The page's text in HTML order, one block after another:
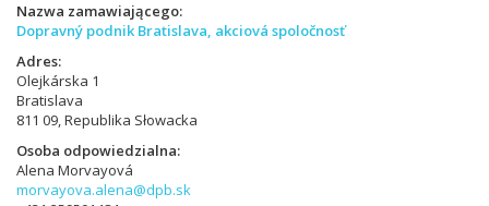
Nazwa zamawiającego
Dopravný podnik Bratislava, akciová spoločnosť
Adres
Olejkárska 1
Bratislava
811 09, Republika Słowacka
Osoba odpowiedzialna
Alena Morvayová
morvayova.alena@dpb.sk